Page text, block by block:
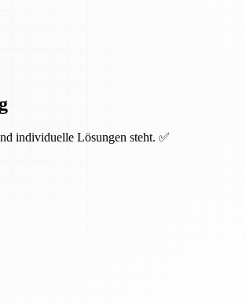
individuelle Lösungen steht. ✅